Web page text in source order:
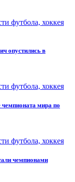
футбола, хоккея
опустились в
футбола, хоккея
мира по
футбола, хоккея
чемпионами